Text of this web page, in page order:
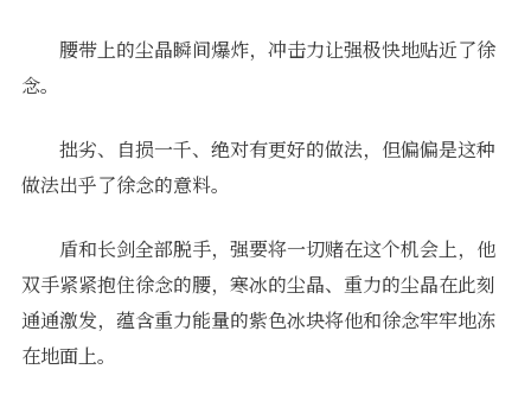
腰带上的尘晶瞬间爆炸，冲击力让强极快地贴近了徐
念。
拙劣、自损一千、绝对有更好的做法，但偏偏是这种
做法出乎了徐念的意料。
盾和长剑全部脱手，强要将一切赌在这个机会上，他
双手紧紧抱住徐念的腰，寒冰的尘晶、重力的尘晶在此刻
通通激发，蕴含重力能量的紫色冰块将他和徐念牢牢地冻
在地面上。